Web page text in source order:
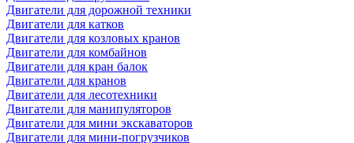
Двигатели для дорожной техники
Двигатели для катков
Двигатели для козловых кранов
Двигатели для комбайнов
Двигатели для кран балок
Двигатели для кранов
Двигатели для лесотехники
Двигатели для манипуляторов
Двигатели для мини экскаваторов
Двигатели для мини-погрузчиков